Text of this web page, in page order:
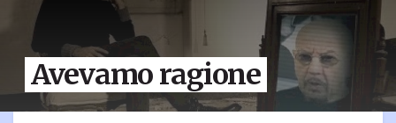
Avevamo ragione